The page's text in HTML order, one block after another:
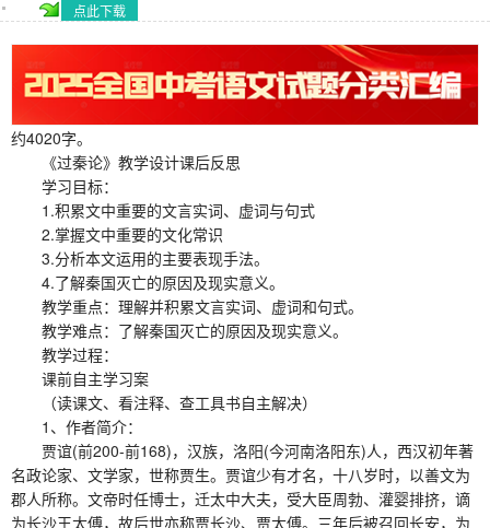
点此下载
约4020字。
《过秦论》教学设计课后反思
学习目标：
1.积累文中重要的文言实词、虚词与句式
2.掌握文中重要的文化常识
3.分析本文运用的主要表现手法。
4.了解秦国灭亡的原因及现实意义。
教学重点：理解并积累文言实词、虚词和句式。
教学难点：了解秦国灭亡的原因及现实意义。
教学过程：
课前自主学习案
（读课文、看注释、查工具书自主解决）
1、作者简介：
贾谊(前200-前168)，汉族，洛阳(今河南洛阳东)人，西汉初年著
名政论家、文学家，世称贾生。贾谊少有才名，十八岁时，以善文为
郡人所称。文帝时任博士，迁太中大夫，受大臣周勃、灌婴排挤，谪
为长沙王太傅，故后世亦称贾长沙、贾太傅。三年后被召回长安，为